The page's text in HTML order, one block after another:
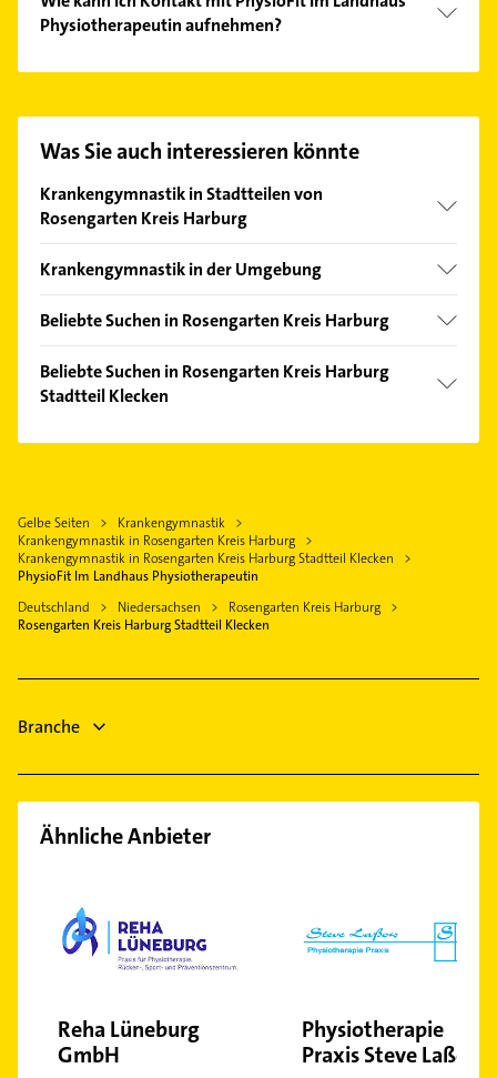
Physiotherapeutin aufnehmen?
auswählen. Hier finden Sie alleKontaktdaten
Was Sie auch interessieren könnte
Krankengymnastik in Stadtteilen von
Rosengarten Kreis Harburg
Nenndorf
Krankengymnastik in der Umgebung
Buchholz in der Nordheide
Seevetal
Stelle Kreis Harburg
Tostedt
Winsen (Luhe)
Buxtehude
Beliebte Suchen in Rosengarten Kreis Harburg
Dachdecker
Klempner
Fenster
Steuerberater
Bauunternehmen
Zahnarzt
Gartenbau & Landschaftsbau
Beliebte Suchen in Rosengarten Kreis Harburg
Stadtteil Klecken
Allgemeinarzt
Arzt
Gelbe Seiten
Krankengymnastik
Krankengymnastik in Rosengarten Kreis Harburg
Krankengymnastik in Rosengarten Kreis Harburg Stadtteil Klecken
PhysioFit Im Landhaus Physiotherapeutin
Deutschland
Niedersachsen
Rosengarten Kreis Harburg
Rosengarten Kreis Harburg Stadtteil Klecken
Branche
Ähnliche Anbieter
Reha Lüneburg
GmbH
Physiotherapie
Praxis Steve Laßow